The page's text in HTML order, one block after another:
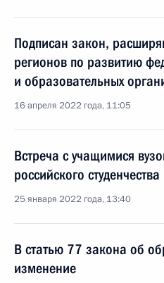
Подписан закон,
регионов по развитию
и образовательных
16 апреля 2022 года, 11:05
Встреча с учащимися
российского студенчества
25 января 2022 года, 13:40
В статью 77 закона об
изменение